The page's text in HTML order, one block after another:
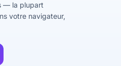
— la plupart
votre navigateur,